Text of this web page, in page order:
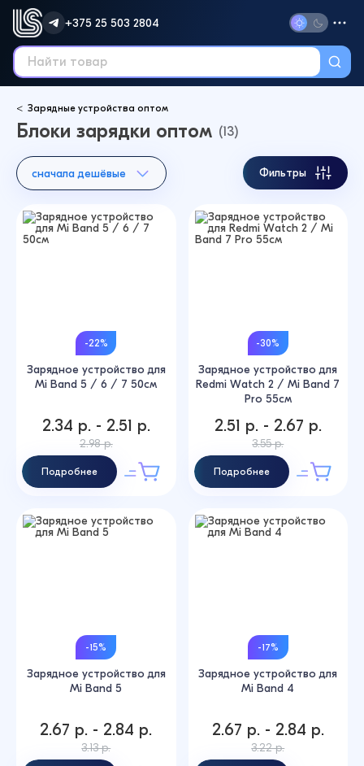
+375 25 503 2804
Зарядные устройства оптом
Блоки зарядки оптом (13)
сначала дешёвые Фильтры
-22%
Зарядное устройство для
Mi Band 5 / 6 / 7 50см
2.34 р. - 2.51 р.
2.98 р.
Подробнее
-30%
Зарядное устройство для
Redmi Watch 2 / Mi Band 7
Pro 55см
2.51 р. - 2.67 р.
3.55 р.
Подробнее
-15%
Зарядное устройство для
Mi Band 5
2.67 р. - 2.84 р.
3.13 р.
-17%
Зарядное устройство для
Mi Band 4
2.67 р. - 2.84 р.
3.22 р.